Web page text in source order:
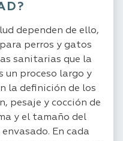
dependen de ello,
perros y gatos
sanitarias que la
un proceso largo y
la definición de los
pesaje y cocción de
y el tamaño del
En cada